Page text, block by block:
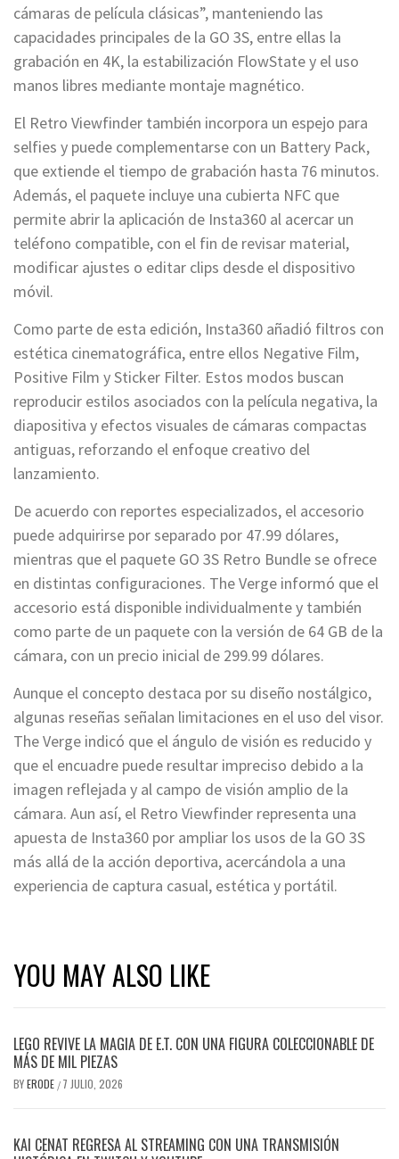
cámaras de película clásicas”, manteniendo las
capacidades principales de la GO 3S, entre ellas la
grabación en 4K, la estabilización FlowState y el uso
manos libres mediante montaje magnético.
El Retro Viewfinder también incorpora un espejo para
selfies y puede complementarse con un Battery Pack,
que extiende el tiempo de grabación hasta 76 minutos.
Además, el paquete incluye una cubierta NFC que
permite abrir la aplicación de Insta360 al acercar un
teléfono compatible, con el fin de revisar material,
modificar ajustes o editar clips desde el dispositivo
móvil.
Como parte de esta edición, Insta360 añadió filtros con
estética cinematográfica, entre ellos Negative Film,
Positive Film y Sticker Filter. Estos modos buscan
reproducir estilos asociados con la película negativa, la
diapositiva y efectos visuales de cámaras compactas
antiguas, reforzando el enfoque creativo del
lanzamiento.
De acuerdo con reportes especializados, el accesorio
puede adquirirse por separado por 47.99 dólares,
mientras que el paquete GO 3S Retro Bundle se ofrece
en distintas configuraciones. The Verge informó que el
accesorio está disponible individualmente y también
como parte de un paquete con la versión de 64 GB de la
cámara, con un precio inicial de 299.99 dólares.
Aunque el concepto destaca por su diseño nostálgico,
algunas reseñas señalan limitaciones en el uso del visor.
The Verge indicó que el ángulo de visión es reducido y
que el encuadre puede resultar impreciso debido a la
imagen reflejada y al campo de visión amplio de la
cámara. Aun así, el Retro Viewfinder representa una
apuesta de Insta360 por ampliar los usos de la GO 3S
más allá de la acción deportiva, acercándola a una
experiencia de captura casual, estética y portátil.
YOU MAY ALSO LIKE
LEGO REVIVE LA MAGIA DE E.T. CON UNA FIGURA COLECCIONABLE DE
MÁS DE MIL PIEZAS
BYERODE / 7 JULIO, 2026
KAI CENAT REGRESA AL STREAMING CON UNA TRANSMISIÓN